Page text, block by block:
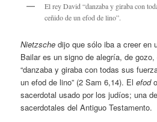
El rey David “danzaba y giraba con
ceñido de un efod de lino”.
Nietzsche dijo que sólo iba a creer en
Bailar es un signo de alegría, de
“danzaba y giraba con todas sus
un efod de lino” (2 Sam 6,14). Elefod
sacerdotal usado por los judíos; una
sacerdotales del Antiguo Testamento.